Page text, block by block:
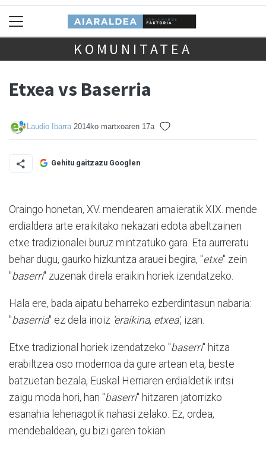
KOMUNITATEA
Etxea vs Baserria
Laudio Ibarra 2014ko martxoaren 17a
Gehitu gaitzazu Googlen
Oraingo honetan, XV. mendearen amaieratik XIX. mende
erdialdera arte eraikitako nekazari edota abeltzainen
etxe tradizionalei buruz mintzatuko gara. Eta aurreratu
behar dugu, gaurko hizkuntza arauei begira, "etxe" zein
"baserri" zuzenak direla eraikin horiek izendatzeko.
Hala ere, bada aipatu beharreko ezberdintasun nabaria:
"baserria" ez dela inoiz 'eraikina, etxea', izan.
Etxe tradizional horiek izendatzeko "baserri" hitza
erabiltzea oso modernoa da gure artean eta, beste
batzuetan bezala, Euskal Herriaren erdialdetik iritsi
zaigu moda hori, han "baserri" hitzaren jatorrizko
esanahia lehenagotik nahasi zelako. Ez, ordea,
mendebaldean, gu bizi garen tokian.